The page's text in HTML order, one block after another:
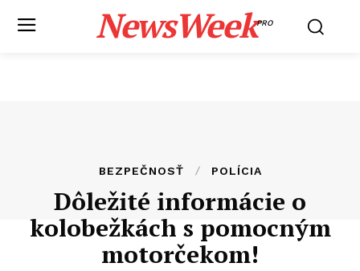
NewsWeekPRO
BEZPEČNOSŤ POLÍCIA
Dôležité informácie o
kolobežkách s pomocným
motorčekom!